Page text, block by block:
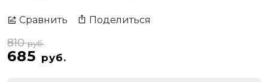
Сравнить Поделиться
685 руб.
810руб.